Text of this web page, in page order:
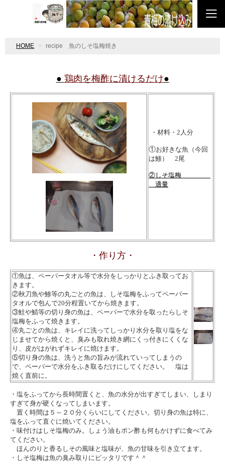
HOME recipe 魚のしそ塩梅焼き
● 鶏肉を梅酢に漬けるだけ●
・材料・2人分
①お好きな魚（今回
は鯵） 2尾
②しそ塩梅
適量
・作り方・
①魚は、ペーパータオル等で水分をしっかりとふき取ってお
きます。
②秋刀魚や鯵等の丸ごとの魚は、しそ塩梅をふってペーパー
タオルで包んで20分程置いてから焼きます。
③鮭や鯖等の切り身の魚は、ペーパーで水分を取ったらしそ
塩梅をふって焼きます。
④丸ごとの魚は、キレイに洗ってしっかり水分を取り塩をな
じませてから焼くと、臭みも取れ焼き網にくっ付きにくくな
り、皮がはがれずキレイに焼けます。
⑤切り身の魚は、洗うと魚の旨みが流れていってしまうの
で、ペーパーで水分をふき取るだけにしてください。 塩は
焼く直前に。
・塩をふってから長時間置くと、魚の水分が出すぎてしまい、しまり
すぎて身が硬くなってしまいます。
置く時間は５～２０分くらいにしてください。切り身の魚は特に、
塩をふって直ぐに焼いてください。
・味付けはしそ塩梅のみ。しょう油もポン酢も何もかけずに食べてみ
てください。
ほんのりと香るしその風味と塩味が、魚の甘味を引き立てます。
・しそ塩梅は魚の臭み取りにピッタリです＾＾